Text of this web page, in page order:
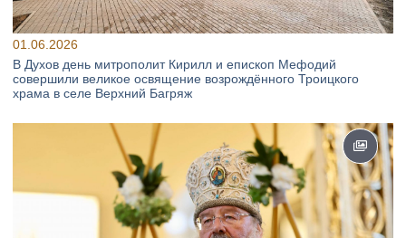
01.06.2026
В Духов день митрополит Кирилл и епископ Мефодий
совершили великое освящение возрождённого Троицкого
храма в селе Верхний Багряж